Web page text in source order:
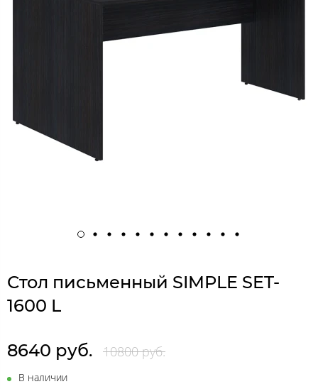
Стол письменный SIMPLE SET-
1600 L
8640 руб. 10800 руб.
В наличии